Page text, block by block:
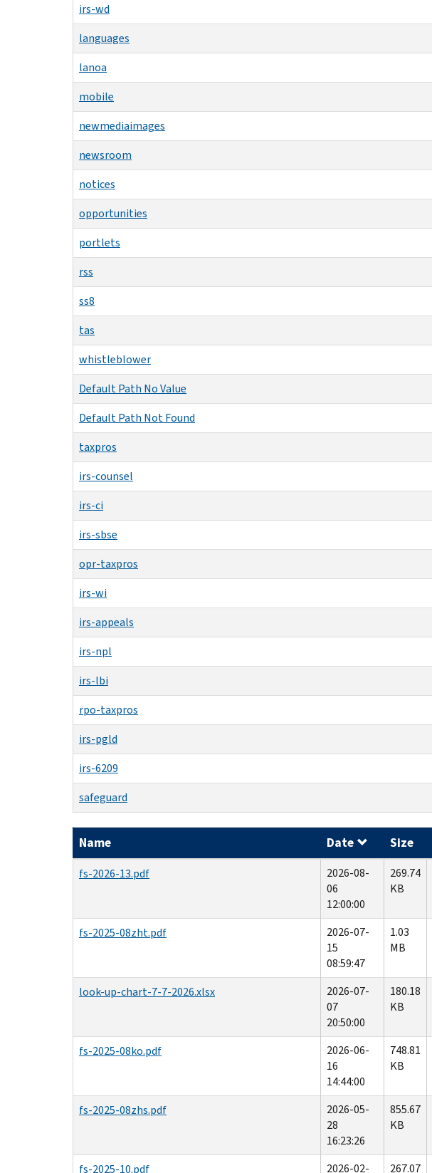
irs-wd
languages
lanoa
mobile
newmediaimages
newsroom
notices
opportunities
portlets
rss
ss8
tas
whistleblower
Default Path No Value
Default Path Not Found
taxpros
irs-counsel
irs-ci
irs-sbse
opr-taxpros
irs-wi
irs-appeals
irs-npl
irs-lbi
rpo-taxpros
irs-pgld
irs-6209
safeguard
Name Date Size
fs-2026-13.pdf
2026-08-
06
12:00:00
269.74
KB
fs-2025-08zht.pdf
2026-07-
15
08:59:47
1.03
MB
look-up-chart-7-7-2026.xlsx
2026-07-
07
20:50:00
180.18
KB
fs-2025-08ko.pdf
2026-06-
16
14:44:00
748.81
KB
fs-2025-08zhs.pdf
2026-05-
28
16:23:26
855.67
KB
fs-2025-10.pdf 2026-02- 267.07